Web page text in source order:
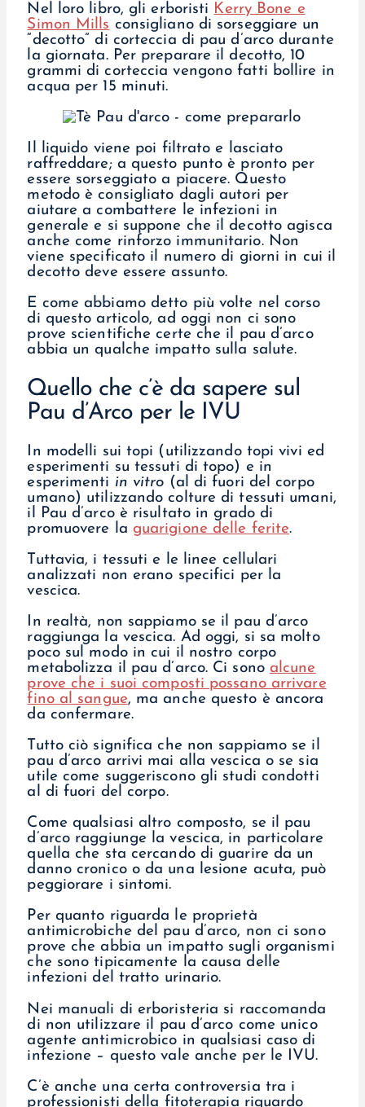
Nel loro libro, gli erboristi Kerry Bone e
Simon Mills consigliano di sorseggiare un
“decotto” di corteccia di pau d’arco durante
la giornata. Per preparare il decotto, 10
grammi di corteccia vengono fatti bollire in
acqua per 15 minuti.
Il liquido viene poi filtrato e lasciato
raffreddare; a questo punto è pronto per
essere sorseggiato a piacere. Questo
metodo è consigliato dagli autori per
aiutare a combattere le infezioni in
generale e si suppone che il decotto agisca
anche come rinforzo immunitario. Non
viene specificato il numero di giorni in cui il
decotto deve essere assunto.
E come abbiamo detto più volte nel corso
di questo articolo, ad oggi non ci sono
prove scientifiche certe che il pau d’arco
abbia un qualche impatto sulla salute.
Quello che c’è da sapere sul
Pau d’Arco per le IVU
In modelli sui topi (utilizzando topi vivi ed
esperimenti su tessuti di topo) e in
esperimenti in vitro (al di fuori del corpo
umano) utilizzando colture di tessuti umani,
il Pau d’arco è risultato in grado di
promuovere la guarigione delle ferite.
Tuttavia, i tessuti e le linee cellulari
analizzati non erano specifici per la
vescica.
In realtà, non sappiamo se il pau d’arco
raggiunga la vescica. Ad oggi, si sa molto
poco sul modo in cui il nostro corpo
metabolizza il pau d’arco. Ci sono alcune
prove che i suoi composti possano arrivare
fino al sangue, ma anche questo è ancora
da confermare.
Tutto ciò significa che non sappiamo se il
pau d’arco arrivi mai alla vescica o se sia
utile come suggeriscono gli studi condotti
al di fuori del corpo.
Come qualsiasi altro composto, se il pau
d’arco raggiunge la vescica, in particolare
quella che sta cercando di guarire da un
danno cronico o da una lesione acuta, può
peggiorare i sintomi.
Per quanto riguarda le proprietà
antimicrobiche del pau d’arco, non ci sono
prove che abbia un impatto sugli organismi
che sono tipicamente la causa delle
infezioni del tratto urinario.
Nei manuali di erboristeria si raccomanda
di non utilizzare il pau d’arco come unico
agente antimicrobico in qualsiasi caso di
infezione – questo vale anche per le IVU.
C’è anche una certa controversia tra i
professionisti della fitoterapia riguardo